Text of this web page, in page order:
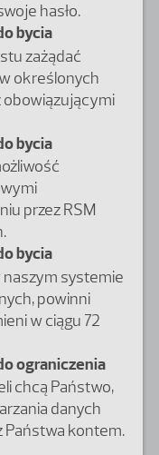
hasło.
bycia
zażądać
określonych
obowiązującymi
bycia
przez RSM
bycia
naszym systemie
powinni
w ciągu 72
ograniczenia
chcą Państwo,
danych
Państwa kontem.